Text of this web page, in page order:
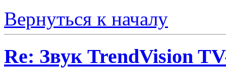
Вернуться к началу
Re: Звук TrendVision